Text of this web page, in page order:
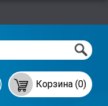
Корзина (0)